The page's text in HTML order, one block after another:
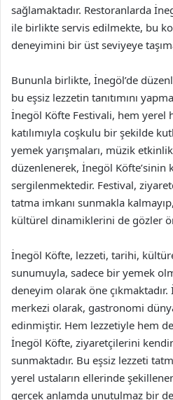
sağlamaktadır. Restoranlarda
ile birlikte servis edilmekte, bu
deneyimini bir üst seviyeye
Bununla birlikte, İnegöl’de
bu eşsiz lezzetin tanıtımını
İnegöl Köfte Festivali, hem yerel
katılımıyla coşkulu bir şekilde
yemek yarışmaları, müzik
düzenlenerek, İnegöl Köfte’sinin
sergilenmektedir. Festival,
tatma imkanı sunmakla
kültürel dinamiklerini de gözler
İnegöl Köfte, lezzeti, tarihi,
sunumuyla, sadece bir yemek
deneyim olarak öne
merkezi olarak, gastronomi
edinmiştir. Hem lezzetiyle hem
İnegöl Köfte, ziyaretçilerini
sunmaktadır. Bu eşsiz lezzeti
yerel ustaların ellerinde
gerçek anlamda unutulmaz bir